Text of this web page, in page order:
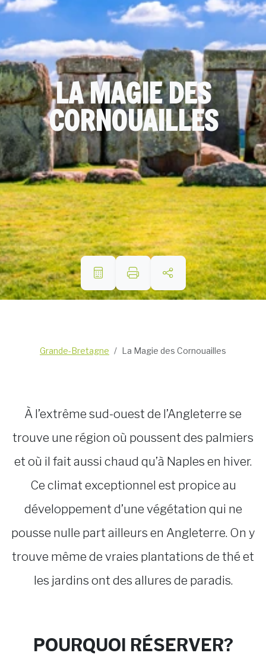
LA MAGIE DES
CORNOUAILLES
Grande-Bretagne La Magie des Cornouailles
À l’extrême sud-ouest de l’Angleterre se
trouve une région où poussent des palmiers
et où il fait aussi chaud qu’à Naples en hiver.
Ce climat exceptionnel est propice au
développement d’une végétation qui ne
pousse nulle part ailleurs en Angleterre. On y
trouve même de vraies plantations de thé et
les jardins ont des allures de paradis.
POURQUOI RÉSERVER?